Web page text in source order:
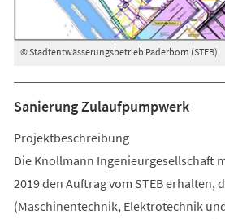
© Stadtentwässerungsbetrieb Paderborn (STEB)
Sanierung Zulaufpumpwerk
Projektbeschreibung
Die Knollmann Ingenieurgesellschaft
2019 den Auftrag vom STEB erhalten,
(Maschinentechnik, Elektrotechnik